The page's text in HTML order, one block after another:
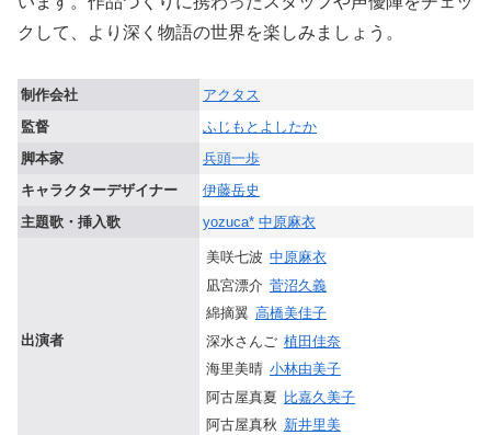
クして、より深く物語の世界を楽しみましょう。
制作会社
アクタス
監督
ふじもとよしたか
脚本家
兵頭一歩
キャラクターデザイナー
伊藤岳史
主題歌・挿入歌
yozuca* 中原麻衣
出演者
美咲七波 中原麻衣
凪宮漂介 菅沼久義
綿摘翼 高橋美佳子
深水さんご 植田佳奈
海里美晴 小林由美子
阿古屋真夏 比嘉久美子
阿古屋真秋 新井里美